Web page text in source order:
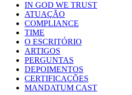
IN GOD WE TRUST
ATUAÇÃO
COMPLIANCE
TIME
O ESCRITÓRIO
ARTIGOS
PERGUNTAS
DEPOIMENTOS
CERTIFICAÇÕES
MANDATUM CAST